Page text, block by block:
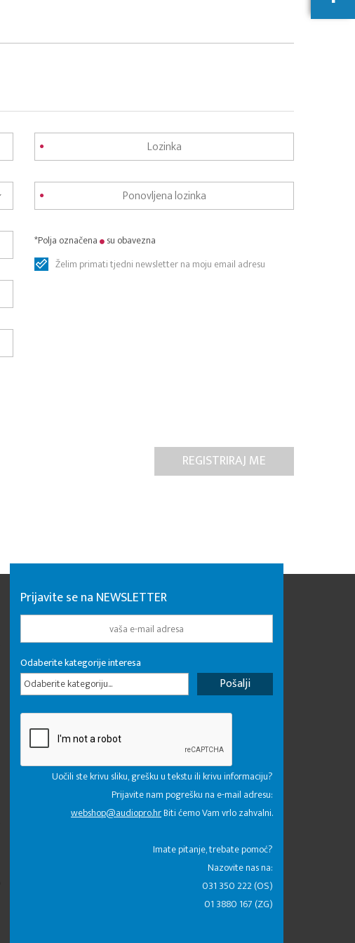
*Polja označena
su obavezna
Želim primati tjedni newsletter na moju email adresu
Prijavite se na NEWSLETTER
Odaberite kategorije interesa
Odaberite kategoriju...
Uočili ste krivu sliku, grešku u tekstu ili krivu informaciju?
Prijavite nam pogrešku na e-mail adresu:
webshop@audiopro.hrBiti ćemo Vam vrlo zahvalni.
​Imate pitanje, trebate pomoć?
Nazovite nas na:
031 350 222 (OS)
01 3880 167 (ZG)